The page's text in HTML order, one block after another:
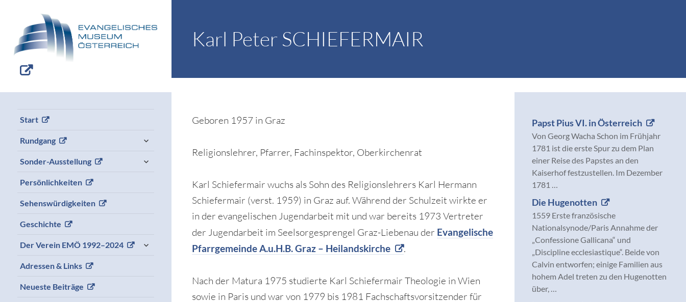
Karl Peter SCHIEFERMAIR
Start
Rundgang
Sonder-Ausstellung
Persönlichkeiten
Sehenswürdigkeiten
Geschichte
Der Verein EMÖ 1992–2024
Adressen & Links
Neueste Beiträge
Geboren 1957 in Graz
Religionslehrer, Pfarrer, Fachinspektor, Oberkirchenrat
Karl Schiefermair wuchs als Sohn des Religionslehrers Karl Hermann
Schiefermair (verst. 1959) in Graz auf. Während der Schulzeit wirkte er
in der evangelischen Jugendarbeit mit und war bereits 1973 Vertreter
der Jugendarbeit im Seelsorgesprengel Graz-Liebenau der Evangelische
Pfarrgemeinde A.u.H.B. Graz – Heilandskirche
.
Nach der Matura 1975 studierte Karl Schiefermair Theologie in Wien
sowie in Paris und war von 1979 bis 1981 Fachschaftsvorsitzender für
Papst Pius VI. in Österreich
Von Georg Wacha Schon im Frühjahr
1781 ist die erste Spur zu dem Plan
einer Reise des Papstes an den
Kaiserhof festzustellen. Im Dezember
1781 …
Die Hugenotten
1559 Erste französische
Nationalsynode/Paris Annahme der
„Confessione Gallicana“ und
„Discipline ecclesiastique“. Beide von
Calvin entworfen; einige Familien aus
hohem Adel treten zu den Hugenotten
über, …